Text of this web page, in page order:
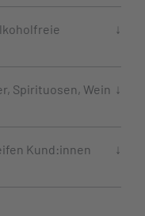
Spirituosen, Wein
Kund:innen